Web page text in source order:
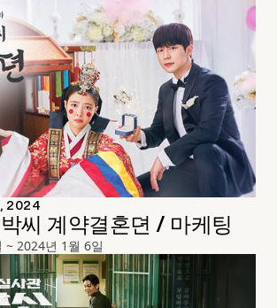
2024
씨 계약결혼뎐 / 마케팅
~ 2024년 1월 6일